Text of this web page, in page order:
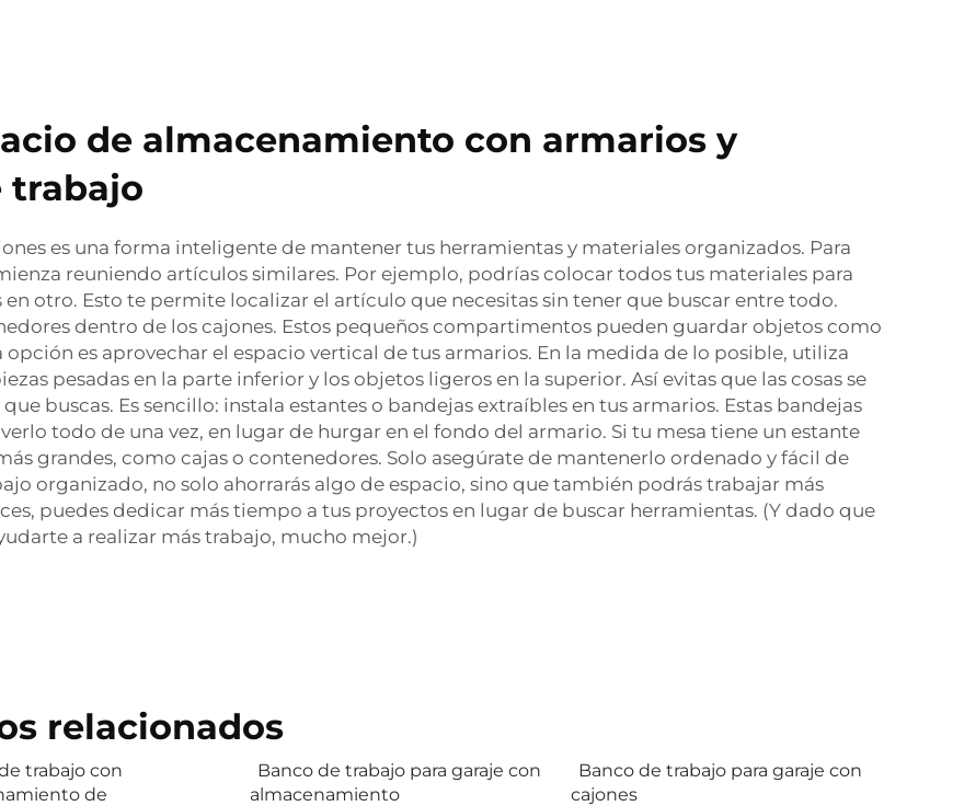
de almacenamiento con armarios y
trabajo
es una forma inteligente de mantener tus herramientas y materiales organizados. Para
reuniendo artículos similares. Por ejemplo, podrías colocar todos tus materiales para
otro. Esto te permite localizar el artículo que necesitas sin tener que buscar entre todo.
dentro de los cajones. Estos pequeños compartimentos pueden guardar objetos como
es aprovechar el espacio vertical de tus armarios. En la medida de lo posible, utiliza
pesadas en la parte inferior y los objetos ligeros en la superior. Así evitas que las cosas se
buscas. Es sencillo: instala estantes o bandejas extraíbles en tus armarios. Estas bandejas
todo de una vez, en lugar de hurgar en el fondo del armario. Si tu mesa tiene un estante
grandes, como cajas o contenedores. Solo asegúrate de mantenerlo ordenado y fácil de
organizado, no solo ahorrarás algo de espacio, sino que también podrás trabajar más
puedes dedicar más tiempo a tus proyectos en lugar de buscar herramientas. (Y dado que
a realizar más trabajo, mucho mejor.)
relacionados
trabajo con
de
Banco de trabajo para garaje con
almacenamiento
Banco de trabajo para garaje con
cajones